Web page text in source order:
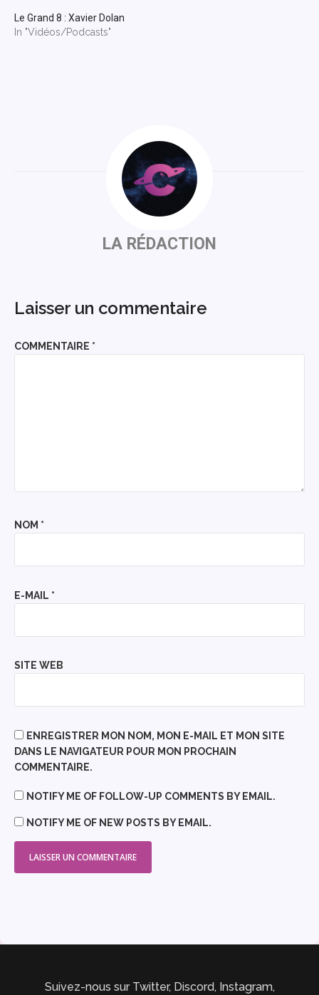
Le Grand 8 : Xavier Dolan
In "Vidéos/Podcasts"
LA RÉDACTION
Laisser un commentaire
COMMENTAIRE *
NOM *
E-MAIL *
SITE WEB
ENREGISTRER MON NOM, MON E-MAIL ET MON SITE
DANS LE NAVIGATEUR POUR MON PROCHAIN
COMMENTAIRE.
NOTIFY ME OF FOLLOW-UP COMMENTS BY EMAIL.
NOTIFY ME OF NEW POSTS BY EMAIL.
Suivez-nous sur Twitter, Discord, Instagram,